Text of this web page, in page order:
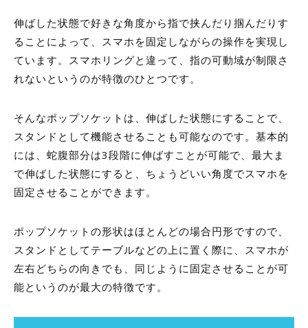
伸ばした状態で好きな角度から指で挟んだり掴んだりす
ることによって、スマホを固定しながらの操作を実現し
ています。スマホリングと違って、指の可動域が制限さ
れないというのが特徴のひとつです。
そんなポップソケットは、伸ばした状態にすることで、
スタンドとして機能させることも可能なのです。基本的
には、蛇腹部分は3段階に伸ばすことが可能で、最大ま
で伸ばした状態にすると、ちょうどいい角度でスマホを
固定させることができます。
ポップソケットの形状はほとんどの場合円形ですので、
スタンドとしてテーブルなどの上に置く際に、スマホが
左右どちらの向きでも、同じように固定させることが可
能というのが最大の特徴です。